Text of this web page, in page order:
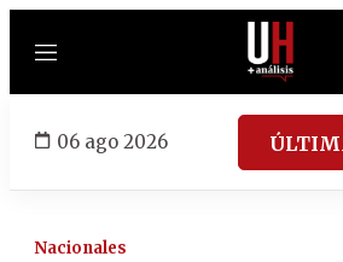
Menú
06 ago 2026
Nacionales